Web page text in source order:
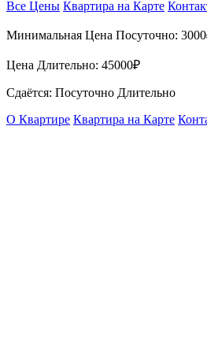
Все Цены Квартира на Карте
Минимальная Цена Посуточно:
Цена Длительно: 45000₽
Сдаётся: Посуточно Длительно
О Квартире Квартира на Карте